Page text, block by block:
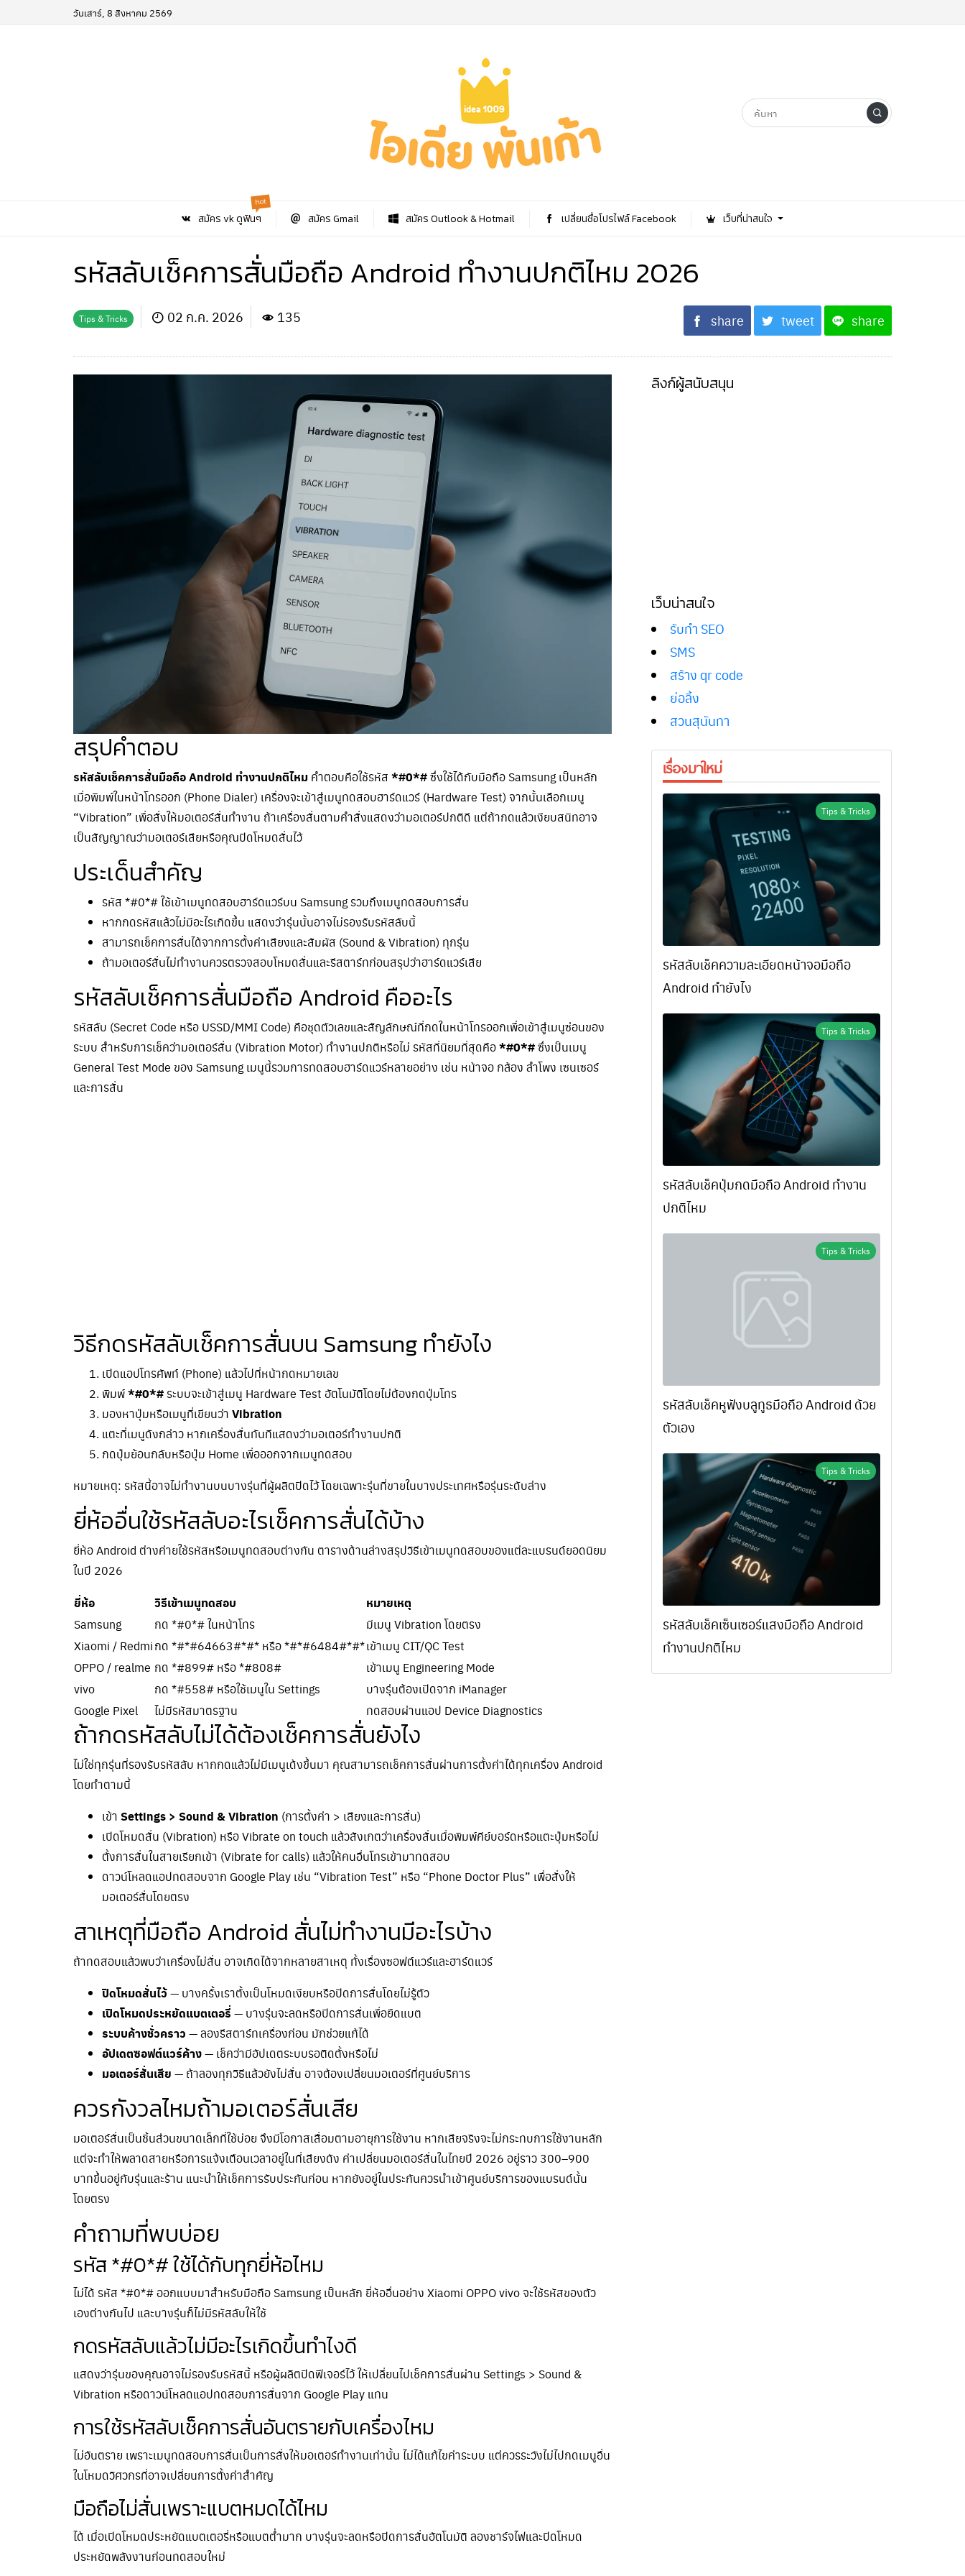
วันเสาร์, 8 สิงหาคม 2569
สมัคร vk ดูฟินๆ
hot
สมัคร Gmail สมัคร Outlook & Hotmail เปลี่ยนชื่อโปรไฟล์ Facebook เว็บที่น่าสนใจ
รหัสลับเช็คการสั่นมือถือ Android ทำงานปกติไหม 2026
Tips & Tricks 02 ก.ค. 2026 135 share tweet share
สรุปคำตอบ
รหัสลับเช็คการสั่นมือถือ Android ทำงานปกติไหม คำตอบคือใช้รหัส *#0*#ซึ่งใช้ได้กับมือถือ Samsung เป็นหลัก
เมื่อพิมพ์ในหน้าโทรออก (Phone Dialer) เครื่องจะเข้าสู่เมนูทดสอบฮาร์ดแวร์ (Hardware Test) จากนั้นเลือกเมนู
“Vibration” เพื่อสั่งให้มอเตอร์สั่นทำงาน ถ้าเครื่องสั่นตามคำสั่งแสดงว่ามอเตอร์ปกติดี แต่ถ้ากดแล้วเงียบสนิทอาจ
เป็นสัญญาณว่ามอเตอร์เสียหรือคุณปิดโหมดสั่นไว้
ประเด็นสำคัญ
รหัส *#0*# ใช้เข้าเมนูทดสอบฮาร์ดแวร์บน Samsung รวมถึงเมนูทดสอบการสั่น
หากกดรหัสแล้วไม่มีอะไรเกิดขึ้น แสดงว่ารุ่นนั้นอาจไม่รองรับรหัสลับนี้
สามารถเช็คการสั่นได้จากการตั้งค่าเสียงและสัมผัส (Sound & Vibration) ทุกรุ่น
ถ้ามอเตอร์สั่นไม่ทำงานควรตรวจสอบโหมดสั่นและรีสตาร์ทก่อนสรุปว่าฮาร์ดแวร์เสีย
รหัสลับเช็คการสั่นมือถือ Android คืออะไร
รหัสลับ (Secret Code หรือ USSD/MMI Code) คือชุดตัวเลขและสัญลักษณ์ที่กดในหน้าโทรออกเพื่อเข้าสู่เมนูซ่อนของ
ระบบ สำหรับการเช็คว่ามอเตอร์สั่น (Vibration Motor) ทำงานปกติหรือไม่ รหัสที่นิยมที่สุดคือ*#0*#ซึ่งเป็นเมนู
General Test Mode ของ Samsung เมนูนี้รวมการทดสอบฮาร์ดแวร์หลายอย่าง เช่น หน้าจอ กล้อง ลำโพง เซนเซอร์
และการสั่น
วิธีกดรหัสลับเช็คการสั่นบน Samsung ทำยังไง
เปิดแอปโทรศัพท์ (Phone) แล้วไปที่หน้ากดหมายเลข
พิมพ์*#0*#ระบบจะเข้าสู่เมนู Hardware Test อัตโนมัติโดยไม่ต้องกดปุ่มโทร
มองหาปุ่มหรือเมนูที่เขียนว่า Vibration
แตะที่เมนูดังกล่าว หากเครื่องสั่นทันทีแสดงว่ามอเตอร์ทำงานปกติ
กดปุ่มย้อนกลับหรือปุ่ม Home เพื่อออกจากเมนูทดสอบ
หมายเหตุ: รหัสนี้อาจไม่ทำงานบนบางรุ่นที่ผู้ผลิตปิดไว้ โดยเฉพาะรุ่นที่ขายในบางประเทศหรือรุ่นระดับล่าง
ยี่ห้ออื่นใช้รหัสลับอะไรเช็คการสั่นได้บ้าง
ยี่ห้อ Android ต่างค่ายใช้รหัสหรือเมนูทดสอบต่างกัน ตารางด้านล่างสรุปวิธีเข้าเมนูทดสอบของแต่ละแบรนด์ยอดนิยม
ในปี 2026
ยี่ห้อ
วิธีเข้าเมนูทดสอบ
หมายเหตุ
Samsung
กด *#0*# ในหน้าโทร
มีเมนู Vibration โดยตรง
Xiaomi / Redmiกด *#*#64663#*#* หรือ *#*#6484#*#*เข้าเมนู CIT/QC Test
OPPO / realme กด *#899# หรือ *#808#
เข้าเมนู Engineering Mode
vivo
กด *#558# หรือใช้เมนูใน Settings
บางรุ่นต้องเปิดจาก iManager
Google Pixel
ไม่มีรหัสมาตรฐาน ทดสอบผ่านแอป Device Diagnostics
ถ้ากดรหัสลับไม่ได้ต้องเช็คการสั่นยังไง
ไม่ใช่ทุกรุ่นที่รองรับรหัสลับ หากกดแล้วไม่มีเมนูเด้งขึ้นมา คุณสามารถเช็คการสั่นผ่านการตั้งค่าได้ทุกเครื่อง Android
โดยทำตามนี้
เข้า Settings > Sound & Vibration (การตั้งค่า > เสียงและการสั่น)
เปิดโหมดสั่น (Vibration) หรือ Vibrate on touch แล้วสังเกตว่าเครื่องสั่นเมื่อพิมพ์คีย์บอร์ดหรือแตะปุ่มหรือไม่
ตั้งการสั่นในสายเรียกเข้า (Vibrate for calls) แล้วให้คนอื่นโทรเข้ามาทดสอบ
ดาวน์โหลดแอปทดสอบจาก Google Play เช่น “Vibration Test” หรือ “Phone Doctor Plus” เพื่อสั่งให้
มอเตอร์สั่นโดยตรง
สาเหตุที่มือถือ Android สั่นไม่ทำงานมีอะไรบ้าง
ถ้าทดสอบแล้วพบว่าเครื่องไม่สั่น อาจเกิดได้จากหลายสาเหตุ ทั้งเรื่องซอฟต์แวร์และฮาร์ดแวร์
ปิดโหมดสั่นไว้— บางครั้งเราตั้งเป็นโหมดเงียบหรือปิดการสั่นโดยไม่รู้ตัว
เปิดโหมดประหยัดแบตเตอรี่ — บางรุ่นจะลดหรือปิดการสั่นเพื่อยืดแบต
ระบบค้างชั่วคราว — ลองรีสตาร์ทเครื่องก่อน มักช่วยแก้ได้
อัปเดตซอฟต์แวร์ค้าง— เช็คว่ามีอัปเดตระบบรอติดตั้งหรือไม่
มอเตอร์สั่นเสีย — ถ้าลองทุกวิธีแล้วยังไม่สั่น อาจต้องเปลี่ยนมอเตอร์ที่ศูนย์บริการ
ควรกังวลไหมถ้ามอเตอร์สั่นเสีย
มอเตอร์สั่นเป็นชิ้นส่วนขนาดเล็กที่ใช้บ่อย จึงมีโอกาสเสื่อมตามอายุการใช้งาน หากเสียจริงจะไม่กระทบการใช้งานหลัก
แต่จะทำให้พลาดสายหรือการแจ้งเตือนเวลาอยู่ในที่เสียงดัง ค่าเปลี่ยนมอเตอร์สั่นในไทยปี 2026 อยู่ราว 300–900
บาทขึ้นอยู่กับรุ่นและร้าน แนะนำให้เช็คการรับประกันก่อน หากยังอยู่ในประกันควรนำเข้าศูนย์บริการของแบรนด์นั้น
โดยตรง
คำถามที่พบบ่อย
รหัส *#0*# ใช้ได้กับทุกยี่ห้อไหม
ไม่ได้ รหัส *#0*# ออกแบบมาสำหรับมือถือ Samsung เป็นหลัก ยี่ห้ออื่นอย่าง Xiaomi OPPO vivo จะใช้รหัสของตัว
เองต่างกันไป และบางรุ่นก็ไม่มีรหัสลับให้ใช้
กดรหัสลับแล้วไม่มีอะไรเกิดขึ้นทำไงดี
แสดงว่ารุ่นของคุณอาจไม่รองรับรหัสนี้ หรือผู้ผลิตปิดฟีเจอร์ไว้ ให้เปลี่ยนไปเช็คการสั่นผ่าน Settings > Sound &
Vibration หรือดาวน์โหลดแอปทดสอบการสั่นจาก Google Play แทน
การใช้รหัสลับเช็คการสั่นอันตรายกับเครื่องไหม
ไม่อันตราย เพราะเมนูทดสอบการสั่นเป็นการสั่งให้มอเตอร์ทำงานเท่านั้น ไม่ได้แก้ไขค่าระบบ แต่ควรระวังไม่ไปกดเมนูอื่น
ในโหมดวิศวกรที่อาจเปลี่ยนการตั้งค่าสำคัญ
มือถือไม่สั่นเพราะแบตหมดได้ไหม
ได้ เมื่อเปิดโหมดประหยัดแบตเตอรี่หรือแบตต่ำมาก บางรุ่นจะลดหรือปิดการสั่นอัตโนมัติ ลองชาร์จไฟและปิดโหมด
ประหยัดพลังงานก่อนทดสอบใหม่
ลิงก์ผู้สนับสนุน
เว็บน่าสนใจ
รับทำ SEO
SMS
สร้าง qr code
ย่อลิ้ง
สวนสุนันทา
เรื่องมาใหม่
Tips & Tricks
รหัสลับเช็คความละเอียดหน้าจอมือถือ
Android ทำยังไง
Tips & Tricks
รหัสลับเช็คปุ่มกดมือถือ Android ทำงาน
ปกติไหม
Tips & Tricks
รหัสลับเช็คหูฟังบลูทูธมือถือ Android ด้วย
ตัวเอง
Tips & Tricks
รหัสลับเช็คเซ็นเซอร์แสงมือถือ Android
ทำงานปกติไหม